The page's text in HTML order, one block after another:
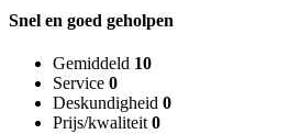
Snel en goed geholpen
Gemiddeld 10
Service 0
Deskundigheid 0
Prijs/kwaliteit 0